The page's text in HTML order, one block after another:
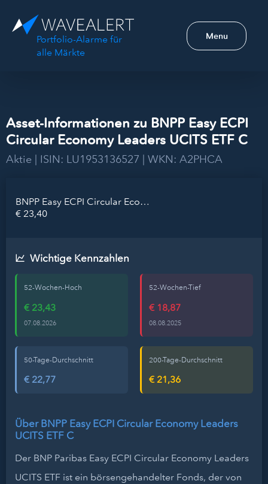
Portfolio-Alarme für
alle Märkte
Menu
Asset-Informationen zu BNPP Easy ECPI
Circular Economy Leaders UCITS ETF C
Aktie | ISIN: LU1953136527 | WKN: A2PHCA
BNPP Easy ECPI Circular Economy Leaders UCITS ETF C
€ 23,40
Wichtige Kennzahlen
52-Wochen-Hoch
€ 23,43
07.08.2026
52-Wochen-Tief
€ 18,87
08.08.2025
50-Tage-Durchschnitt
€ 22,77
200-Tage-Durchschnitt
€ 21,36
Über BNPP Easy ECPI Circular Economy Leaders
UCITS ETF C
Der BNP Paribas Easy ECPI Circular Economy Leaders
UCITS ETF ist ein börsengehandelter Fonds, der von